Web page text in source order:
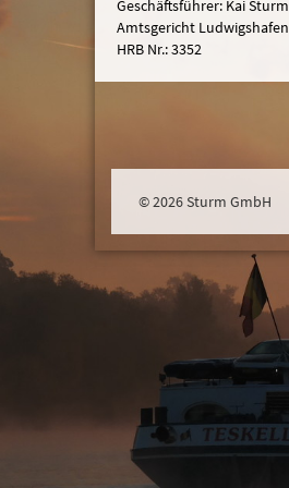
Geschäftsführer: Kai Sturm
Amtsgericht Ludwigshafen
HRB Nr.: 3352
© 2026 Sturm GmbH